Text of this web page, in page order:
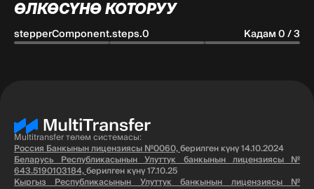
ӨЛКӨСҮНӨ КОТОРУУ
stepperComponent.steps.0 Кадам 0 / 3
Multitransfer төлөм системасы:
Россия Банкынын лицензиясы №0060,берилген күнү 14.10.2024
Беларусь Республикасынын Улуттук банкынын лицензиясы №
643.5190103184,берилген күнү 17.10.25
Кыргыз Республикасынын Улуттук банкынын лицензиясы №